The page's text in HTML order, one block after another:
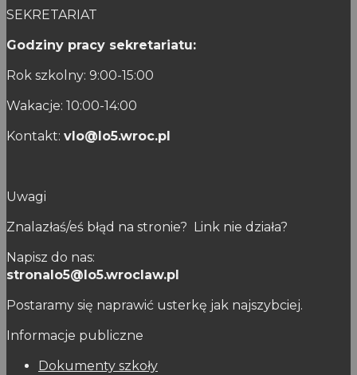
SEKRETARIAT
Godziny pracy sekretariatu:
Rok szkolny: 9:00-15:00
Wakacje: 10:00-14:00
Kontakt: vlo@lo5.wroc.pl
Uwagi
Znalazłaś/eś błąd na stronie? Link nie działa?
Napisz do nas:
stronalo5@lo5.wroclaw.pl
Postaramy się naprawić usterkę jak najszybciej.
Informacje publiczne
Dokumenty szkoły